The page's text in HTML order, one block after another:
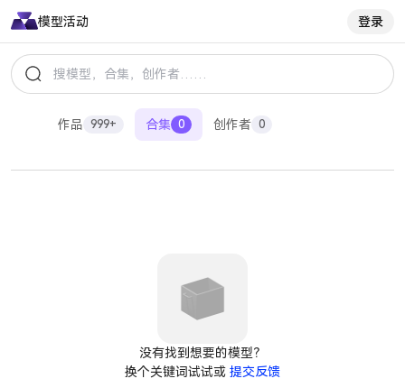
模型活动 登录
作品 999+ 合集 0 创作者 0
没有找到想要的模型？
换个关键词试试或 提交反馈